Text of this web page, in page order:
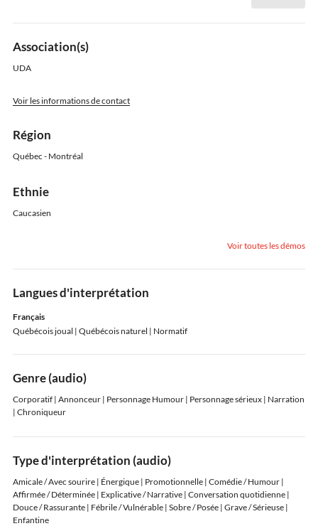
Association(s)
UDA
Voir les informations de contact
Région
Québec - Montréal
Ethnie
Caucasien
Voir toutes les démos
Langues d'interprétation
Français
Québécois joual | Québécois naturel | Normatif
Genre (audio)
Corporatif | Annonceur | Personnage Humour | Personnage sérieux | Narration
| Chroniqueur
Type d'interprétation (audio)
Amicale / Avec sourire | Énergique | Promotionnelle | Comédie / Humour |
Affirmée / Déterminée | Explicative / Narrative | Conversation quotidienne |
Douce / Rassurante | Fébrile / Vulnérable | Sobre / Posée | Grave / Sérieuse |
Enfantine